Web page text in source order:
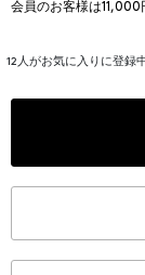
会員のお客様は
12 人がお気に入りに登録